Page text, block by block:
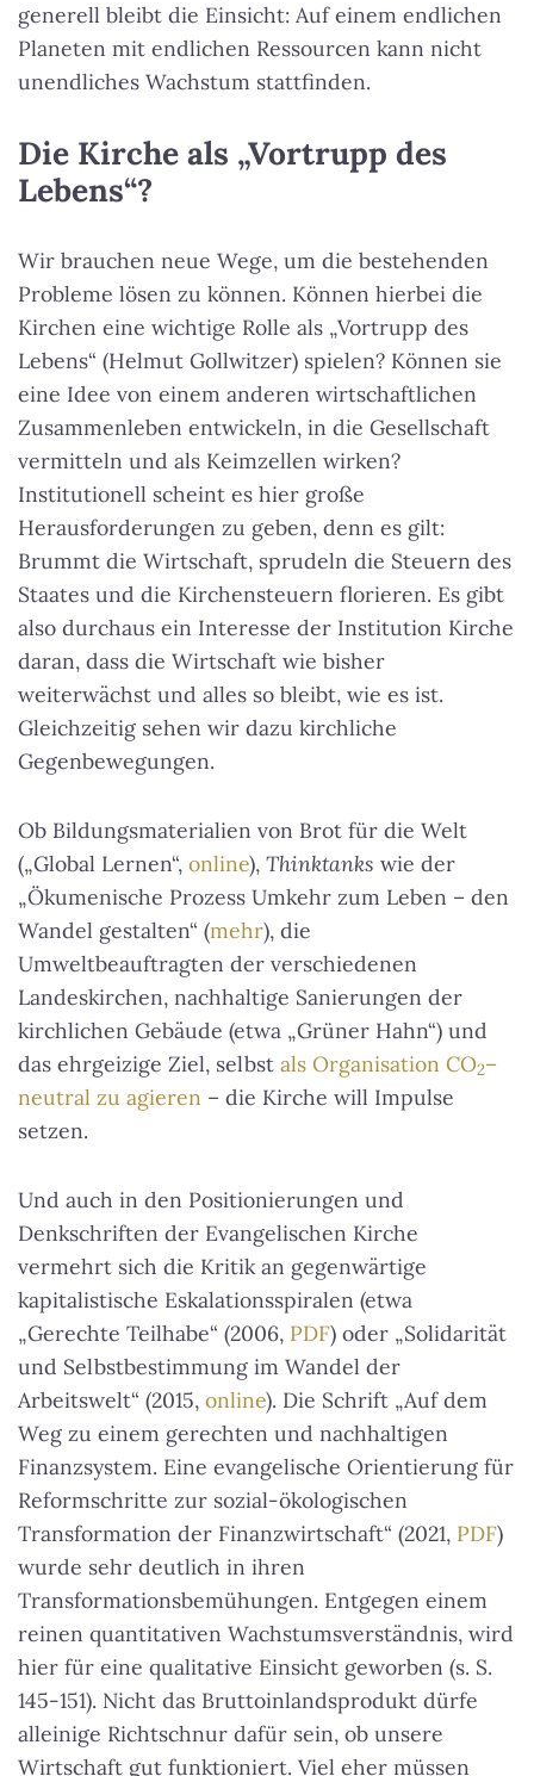
generell bleibt die Einsicht: Auf einem endlichen
Planeten mit endlichen Ressourcen kann nicht
unendliches Wachstum stattfinden.
Die Kirche als „Vortrupp des
Lebens“?
Wir brauchen neue Wege, um die bestehenden
Probleme lösen zu können. Können hierbei die
Kirchen eine wichtige Rolle als „Vortrupp des
Lebens“ (Helmut Gollwitzer) spielen? Können sie
eine Idee von einem anderen wirtschaftlichen
Zusammenleben entwickeln, in die Gesellschaft
vermitteln und als Keimzellen wirken?
Institutionell scheint es hier große
Herausforderungen zu geben, denn es gilt:
Brummt die Wirtschaft, sprudeln die Steuern des
Staates und die Kirchensteuern florieren. Es gibt
also durchaus ein Interesse der Institution Kirche
daran, dass die Wirtschaft wie bisher
weiterwächst und alles so bleibt, wie es ist.
Gleichzeitig sehen wir dazu kirchliche
Gegenbewegungen.
Ob Bildungsmaterialien von Brot für die Welt
(„Global Lernen“, online), Thinktanks wie der
„Ökumenische Prozess Umkehr zum Leben – den
Wandel gestalten“ (mehr), die
Umweltbeauftragten der verschiedenen
Landeskirchen, nachhaltige Sanierungen der
kirchlichen Gebäude (etwa „Grüner Hahn“) und
das ehrgeizige Ziel, selbst als Organisation CO2–
neutral zu agieren – die Kirche will Impulse
setzen.
Und auch in den Positionierungen und
Denkschriften der Evangelischen Kirche
vermehrt sich die Kritik an gegenwärtige
kapitalistische Eskalationsspiralen (etwa
„Gerechte Teilhabe“ (2006, PDF) oder „Solidarität
und Selbstbestimmung im Wandel der
Arbeitswelt“ (2015, online). Die Schrift „Auf dem
Weg zu einem gerechten und nachhaltigen
Finanzsystem. Eine evangelische Orientierung für
Reformschritte zur sozial-ökologischen
Transformation der Finanzwirtschaft“ (2021, PDF)
wurde sehr deutlich in ihren
Transformationsbemühungen. Entgegen einem
reinen quantitativen Wachstumsverständnis, wird
hier für eine qualitative Einsicht geworben (s. S.
145-151). Nicht das Bruttoinlandsprodukt dürfe
alleinige Richtschnur dafür sein, ob unsere
Wirtschaft gut funktioniert. Viel eher müssen